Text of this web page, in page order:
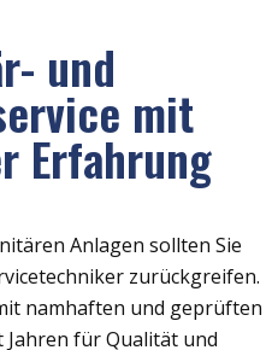
und
mit
Erfahrung
Anlagen sollten Sie
zurückgreifen.
namhaften und geprüften
für Qualität und